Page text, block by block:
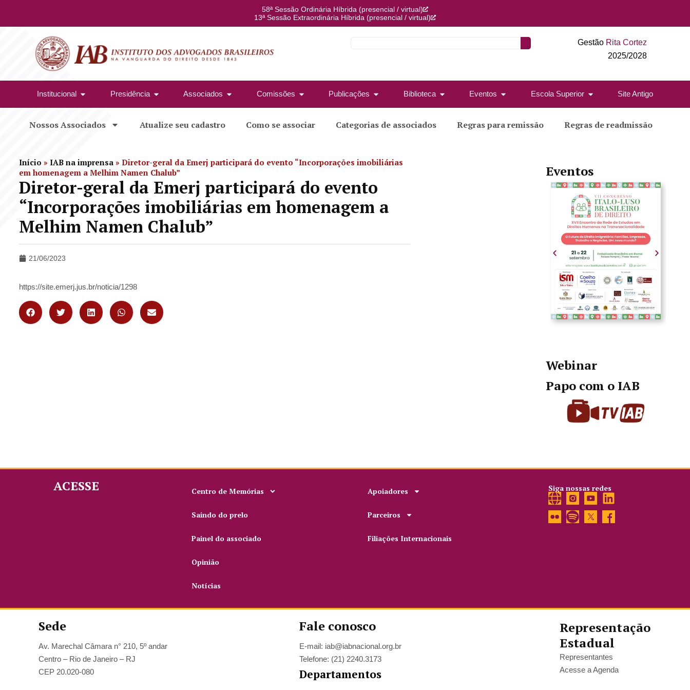
58ª Sessão Ordinária Híbrida (presencial / virtual)
13ª Sessão Extraordinária Híbrida (presencial / virtual)
Gestão Rita Cortez
2025/2028
Institucional Presidência Associados Comissões Publicações Biblioteca Eventos Escola Superior Site Antigo
Nossos Associados Atualize seu cadastro Como se associar Categorias de associados Regras para remissão Regras de readmissão
Início » IAB na imprensa » Diretor-geral da Emerj participará do evento “Incorporações imobiliárias
em homenagem a Melhim Namen Chalub”
Diretor-geral da Emerj participará do evento
“Incorporações imobiliárias em homenagem a
Melhim Namen Chalub”
21/06/2023
https://site.emerj.jus.br/noticia/1298
Eventos
Webinar
Papo com o IAB
ACESSE Centro de Memórias
Saindo do prelo
Painel do associado
Opinião
Notícias
Apoiadores
Parceiros
Filiações Internacionais
Siga nossas redes
Sede
Av. Marechal Câmara n° 210, 5º andar
Centro – Rio de Janeiro – RJ
CEP 20.020-080
Fale conosco
E-mail: iab@iabnacional.org.br
Telefone: (21) 2240.3173
Departamentos
Representação
Estadual
Representantes
Acesse a Agenda